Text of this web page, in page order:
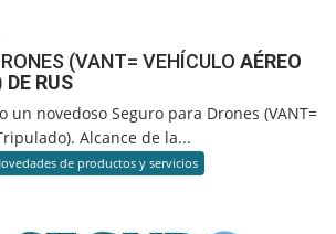
(VANT= VEHÍCULOAÉREO
RUS
un novedoso Seguro para Drones (VANT=
Alcance de la...
de productos y servicios